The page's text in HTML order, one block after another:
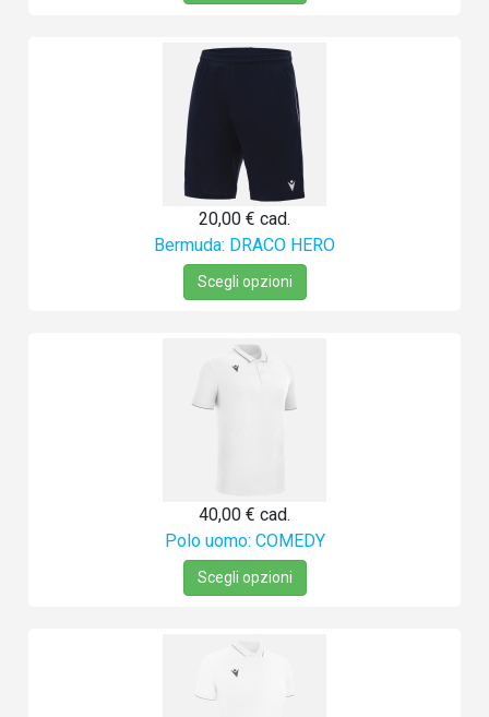
20,00 € cad.
Bermuda: DRACO HERO
Scegli opzioni
40,00 € cad.
Polo uomo: COMEDY
Scegli opzioni